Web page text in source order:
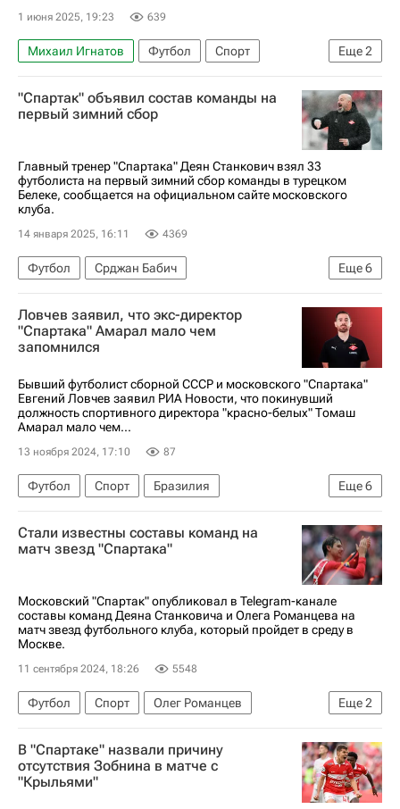
1 июня 2025, 19:23 639
Еще2
Михаил Игнатов Футбол
Спорт
Спартак Москва
РПЛ 2026-2027 (Чемпионат России по футболу)
"Спартак" объявил состав команды на
первый зимний сбор
Главный тренер "Спартака" Деян Станкович взял 33
футболиста на первый зимний сбор команды в турецком
Белеке, сообщается на официальном сайте московского
клуба.
14 января 2025, 16:11 4369
Еще6
Футбол
Срджан Бабич
Александр Селихов
Александр Довбня
Спартак Москва
Торпедо (Москва)
РПЛ 2026-2027 (Чемпионат России по футболу)
Ловчев заявил, что экс-директор
"Спартака" Амарал мало чем
запомнился
Бывший футболист сборной СССР и московского "Спартака"
Евгений Ловчев заявил РИА Новости, что покинувший
должность спортивного директора "красно-белых" Томаш
Амарал мало чем...
13 ноября 2024, 17:10 87
Еще6
Футбол Спорт
Бразилия
Томаш Амарал
Спартак Москва
Евгений Ловчев
Бенфика
Зенит
Стали известны составы команд на
матч звезд "Спартака"
Московский "Спартак" опубликовал в Telegram-канале
составы команд Деяна Станковича и Олега Романцева на
матч звезд футбольного клуба, который пройдет в среду в
Москве.
11 сентября 2024, 18:26 5548
Еще2
Футбол Спорт
Олег Романцев
ХК Спартак (Москва)
РПЛ 2026-2027 (Чемпионат России по футболу)
В "Спартаке" назвали причину
отсутствия Зобнина в матче с
"Крыльями"